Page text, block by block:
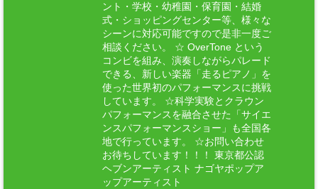
ント・学校・幼稚園・保育園・結婚
式・ショッピングセンター等、様々な
シーンに対応可能ですので是非一度ご
相談ください。 ☆ OverTone という
コンビを組み、演奏しながらパレード
できる、新しい楽器「走るピアノ」を
使った世界初のパフォーマンスに挑戦
しています。 ☆科学実験とクラウン
パフォーマンスを融合させた「サイエ
ンスパフォーマンスショー」も全国各
地で行っています。 ☆お問い合わせ
お待ちしています！！！ 東京都公認
ヘブンアーティスト ナゴヤポップア
ップアーティスト